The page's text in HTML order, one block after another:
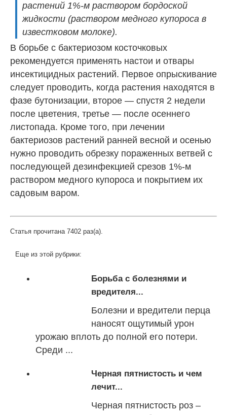
растений 1%-м раствором бордоской
жидкости (раствором медного купороса в
известковом молоке).
В борьбе с бактериозом косточковых
рекомендуется применять настои и отвары
инсектицидных растений. Первое опрыскивание
следует проводить, когда растения находятся в
фазе бутонизации, второе — спустя 2 недели
после цветения, третье — после осеннего
листопада. Кроме того, при лечении
бактериозов растений ранней весной и осенью
нужно проводить обрезку пораженных ветвей с
последующей дезинфекцией срезов 1%-м
раствором медного купороса и покрытием их
садовым варом.
Статья прочитана 7402 раз(a).
Еще из этой рубрики:
Борьба с болезнями и
вредителя...
Болезни и вредители перца
наносят ощутимый урон
урожаю вплоть до полной его потери.
Среди ...
Черная пятнистость и чем
лечит...
Черная пятнистость роз –